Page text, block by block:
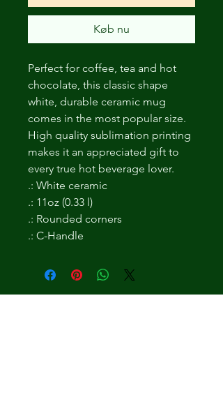
Køb nu
Perfect for coffee, tea and hot
chocolate, this classic shape
white, durable ceramic mug
comes in the most popular size.
High quality sublimation printing
makes it an appreciated gift to
every true hot beverage lover.
.: White ceramic
.: 11oz (0.33 l)
.: Rounded corners
.: C-Handle